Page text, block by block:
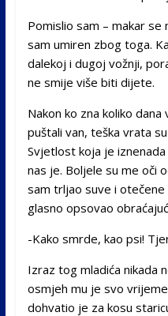
Pomislio sam – makar se
sam umiren zbog toga.
dalekoj i dugoj vožnji,
ne smije više biti dijete.
Nakon ko zna koliko
puštali van, teška vrata
Svjetlost koja je
nas je. Boljele su me oči
sam trljao suve i otečene
glasno opsovao
-Kako smrde, kao psi!
Izraz tog mladića nikada
osmjeh mu je svo
dohvatio je za kosu